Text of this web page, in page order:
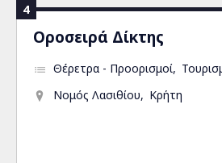
4
Οροσειρά Δίκτης
Θέρετρα - Προορισμοί
Νομός Λασιθίου
Κρήτη